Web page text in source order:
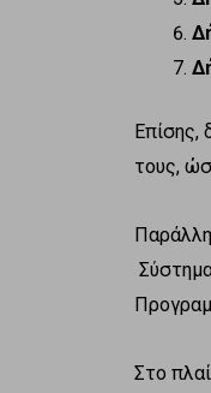
Επίσης,
τους,
Στο